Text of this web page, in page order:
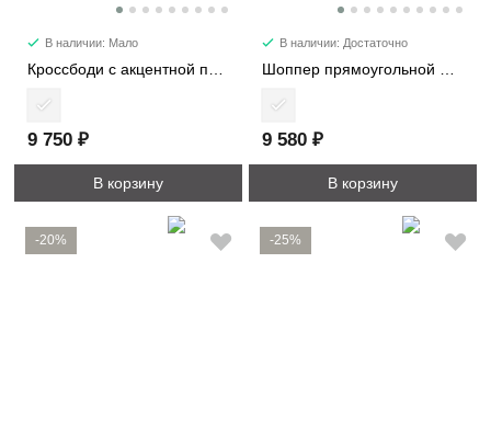
В наличии: Мало
Кроссбоди с акцентной пряжкой 2366
9 750 ₽
В корзину
В наличии: Достаточно
Шоппер прямоугольной формы 1192
9 580 ₽
В корзину
-20% -25%